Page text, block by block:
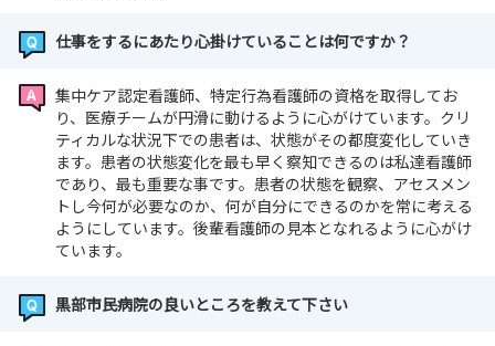
仕事をするにあたり心掛けていることは何ですか？
集中ケア認定看護師、特定行為看護師の資格を取得してお
り、医療チームが円滑に動けるように心がけています。クリ
ティカルな状況下での患者は、状態がその都度変化していき
ます。患者の状態変化を最も早く察知できるのは私達看護師
であり、最も重要な事です。患者の状態を観察、アセスメン
トし今何が必要なのか、何が自分にできるのかを常に考える
ようにしています。後輩看護師の見本となれるように心がけ
ています。
黒部市民病院の良いところを教えて下さい